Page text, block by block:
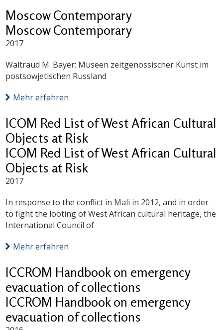
Moscow Contemporary
Moscow Contemporary
2017
Waltraud M. Bayer: Museen zeitgenössischer Kunst im
postsowjetischen Russland
Mehr erfahren
ICOM Red List of West African Cultural
Objects at Risk
ICOM Red List of West African Cultural
Objects at Risk
2017
In response to the conflict in Mali in 2012, and in order
to fight the looting of West African cultural heritage, the
International Council of
Mehr erfahren
ICCROM Handbook on emergency
evacuation of collections
ICCROM Handbook on emergency
evacuation of collections